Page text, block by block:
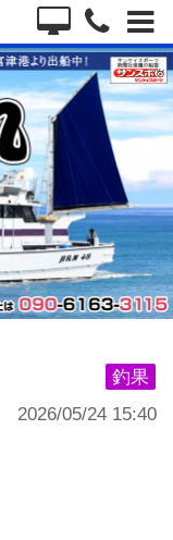
釣果
2026/05/24 15:40